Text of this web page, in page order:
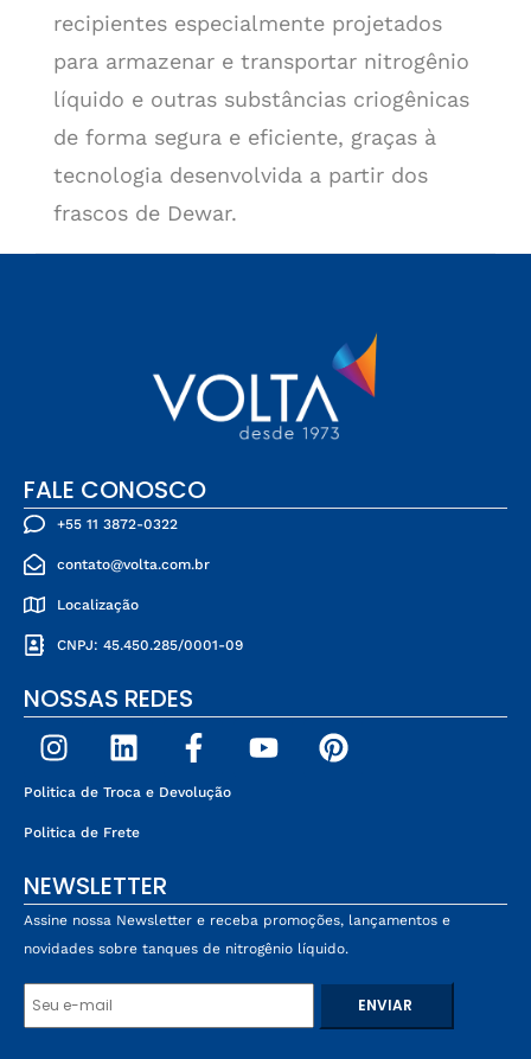
recipientes especialmente projetados
para armazenar e transportar nitrogênio
líquido e outras substâncias criogênicas
de forma segura e eficiente, graças à
tecnologia desenvolvida a partir dos
frascos de Dewar.
FALE CONOSCO
+55 11 3872-0322
contato@volta.com.br
Localização
CNPJ: 45.450.285/0001-09
NOSSAS REDES
Politica de Troca e Devolução
Politica de Frete
NEWSLETTER
Assine nossa Newsletter e receba promoções, lançamentos e
novidades sobre tanques de nitrogênio líquido.